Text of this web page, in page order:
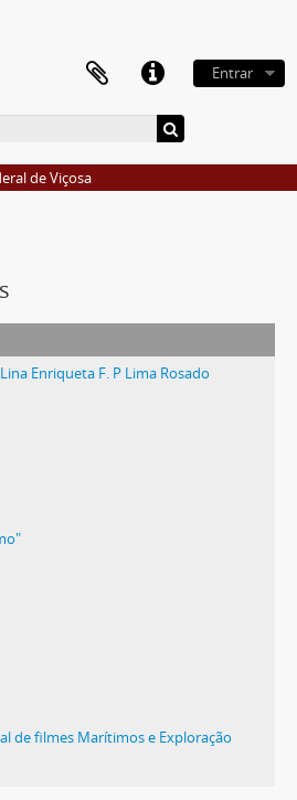
Entrar
de Viçosa
Enriqueta F. P Lima Rosado
de filmes Marítimos e Exploração